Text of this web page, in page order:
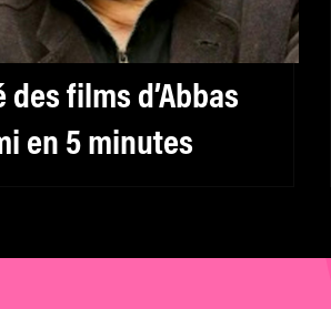
des films d’Abbas
en 5 minutes